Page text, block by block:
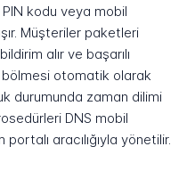
PIN kodu veya mobil
Müşteriler paketleri
alır ve başarılı
bölmesi otomatik olarak
durumunda zaman dilimi
DNS mobil
aracılığıyla yönetilir.